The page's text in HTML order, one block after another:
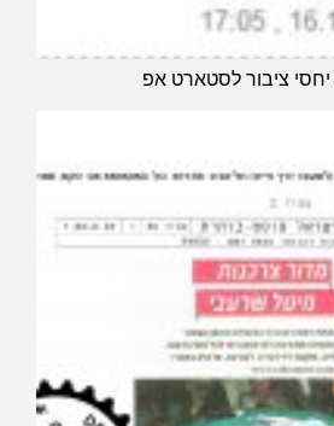
ציבור לסטארט אפ